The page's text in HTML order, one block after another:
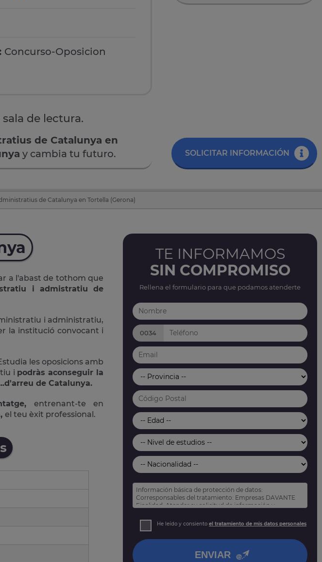
Concurso-Oposicion
de lectura.
de Catalunya en
y cambia tu futuro. SOLICITAR INFORMACIÓN
de Catalunya en Tortella (Gerona)
a l'abast de tothom que
i admistratiu de
i administratiu,
la institució convocant i
les oposicions amb
i podràs aconseguir la
de Catalunya.
entrenant-te en
el teu èxit professional.
TE INFORMAMOS
SIN COMPROMISO
Rellena el formulario para que podamos atenderte
0034
Información básica de protección de datos:
Corresponsables del tratamiento: Empresas DAVANTE
Finalidad: Atender su solicitud de información y
Derechos: Puede acceder, rectificar y suprimir sus
datos, así como otros derechos tal y como se explica
He leído y consiento el tratamiento de mis datos personales
ENVIAR